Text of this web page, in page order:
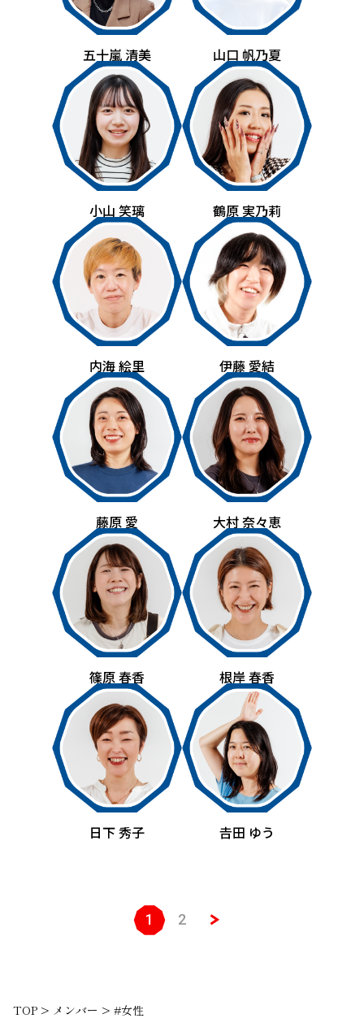
五十嵐 清美 山口 帆乃夏
小山 笑璃 鶴原 実乃莉
内海 絵里 伊藤 愛結
藤原 愛 大村 奈々恵
篠原 春香 根岸 春香
日下 秀子 𠮷田 ゆう
1 2
TOP > メンバー > #女性